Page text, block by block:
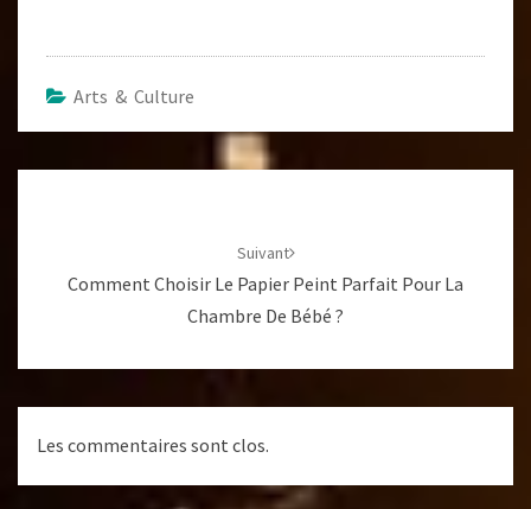
Arts & Culture
Suivant
Comment Choisir Le Papier Peint Parfait Pour La
Chambre De Bébé ?
Les commentaires sont clos.